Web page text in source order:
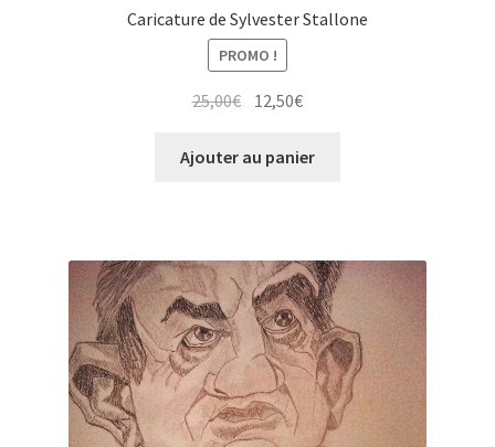
Caricature de Sylvester Stallone
PROMO !
25,00€ Le
initial
12,50€Le
actuel
Ajouter au panier